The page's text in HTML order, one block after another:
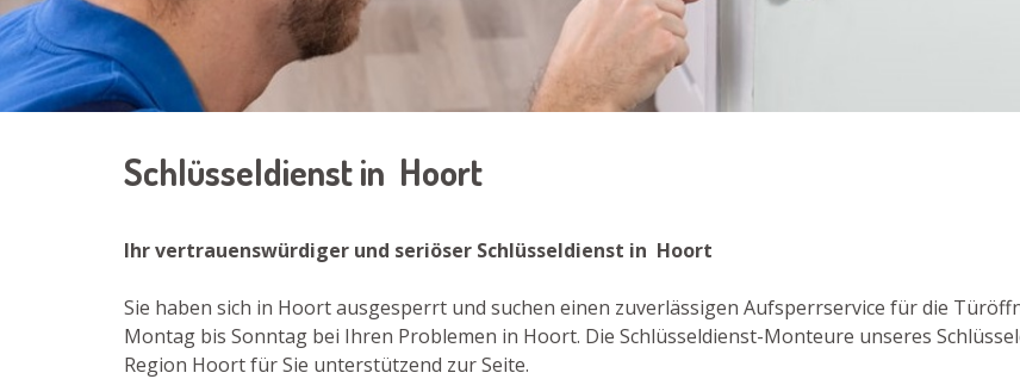
Schlüsseldienst in Hoort
Ihr vertrauenswürdiger und seriöser Schlüsseldienst in Hoort
Sie haben sich in Hoort ausgesperrt und suchen einen zuverlässigen Aufsperrservice für die
Montag bis Sonntag bei Ihren Problemen in Hoort. Die Schlüsseldienst-Monteure unseres
Region Hoort für Sie unterstützend zur Seite.